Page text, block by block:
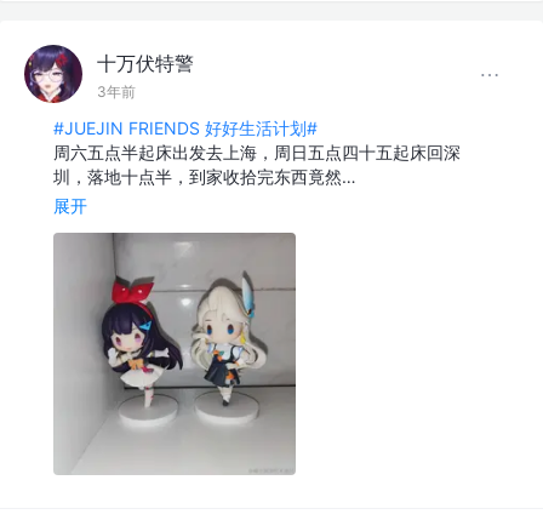
十万伏特警
3年前
#JUEJIN FRIENDS 好好生活计划#
周六五点半起床出发去上海，周日五点四十五起床回深
圳，落地十点半，到家收拾完东西竟然…
展开